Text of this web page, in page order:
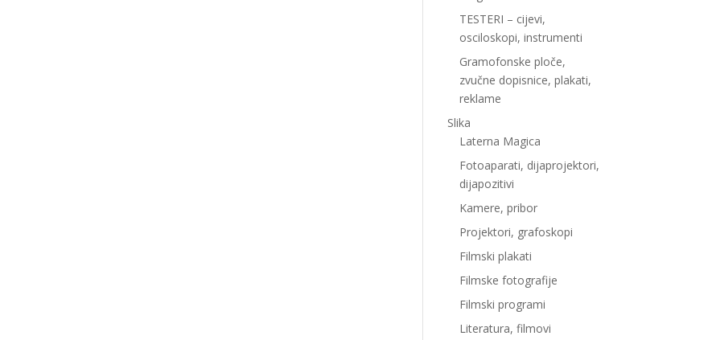
TESTERI – cijevi,
osciloskopi, instrumenti
Gramofonske ploče,
zvučne dopisnice, plakati,
reklame
Slika
Laterna Magica
Fotoaparati, dijaprojektori,
dijapozitivi
Kamere, pribor
Projektori, grafoskopi
Filmski plakati
Filmske fotografije
Filmski programi
Literatura, filmovi